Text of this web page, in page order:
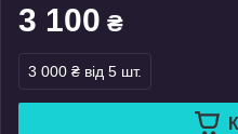
3 100 ₴
3 000 ₴ від 5 шт.